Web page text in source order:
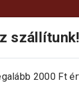
szállítunk!
2000 Ft